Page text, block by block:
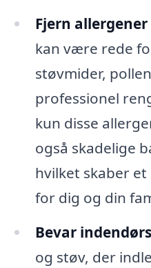
Fjern
kan være rede
støvmider,
professionel
kun disse
også skadelige
hvilket skaber
for dig og din
Bevar
og støv, der